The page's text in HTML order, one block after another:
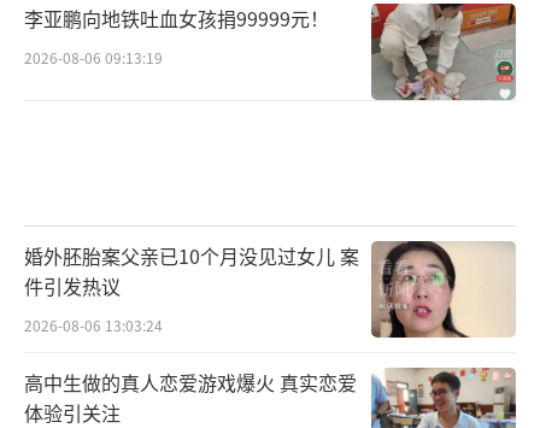
李亚鹏向地铁吐血女孩捐99999元！
2026-08-06 09:13:19
婚外胚胎案父亲已10个月没见过女儿 案
件引发热议
2026-08-06 13:03:24
高中生做的真人恋爱游戏爆火 真实恋爱
体验引关注